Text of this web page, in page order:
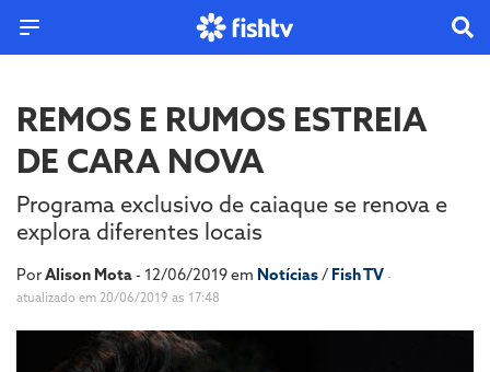
REMOS E RUMOS ESTREIA
DE CARA NOVA
Programa exclusivo de caiaque se renova e
explora diferentes locais
PorAlison Mota- 12/06/2019 em Notícias/ Fish TV -
atualizado em 20/06/2019 as 17:48